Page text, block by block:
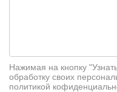
Нажимая на кнопку
обработку своих
политикой